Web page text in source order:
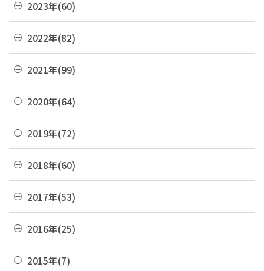
05月(13)
04月(10)
03月(36)
01月(13)
09月(3)
08月(4)
07月(7)
05月(6)
04月(4)
03月(7)
02月(10)
01月(4)
11月(6)
09月(4)
08月(6)
07月(6)
05月(9)
04月(5)
03月(8)
01月(6)
2023年(60)
12月(4)
11月(3)
09月(8)
08月(4)
07月(4)
05月(10)
04月(2)
03月(8)
2022年(82)
12月(8)
11月(5)
09月(8)
08月(4)
07月(10)
05月(6)
04月(2)
2021年(99)
12月(9)
11月(7)
09月(5)
08月(4)
07月(8)
06月(10)
05月(8)
2020年(64)
12月(2)
11月(8)
09月(4)
08月(4)
07月(5)
2019年(72)
12月(7)
11月(9)
09月(6)
08月(2)
2018年(60)
12月(7)
11月(2)
09月(4)
2017年(53)
12月(2)
11月(4)
2016年(25)
12月(2)
2015年(7)